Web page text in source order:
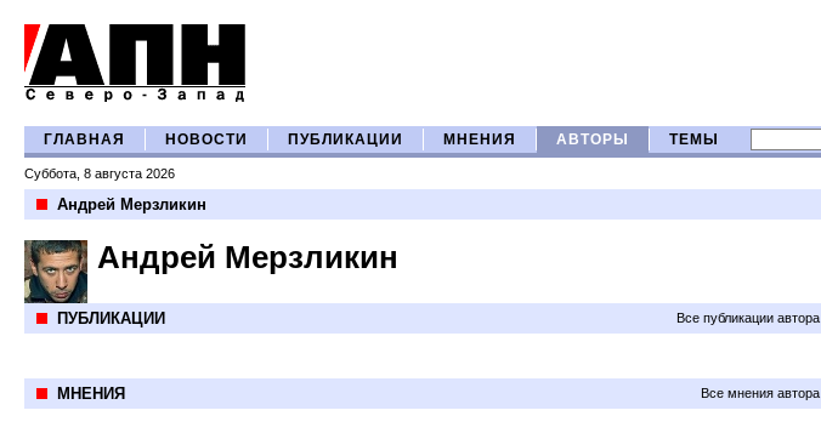
ГЛАВНАЯ НОВОСТИ ПУБЛИКАЦИИ МНЕНИЯ АВТОРЫ ТЕМЫ
Суббота, 8 августа 2026
Андрей Мерзликин
Андрей Мерзликин
ПУБЛИКАЦИИ Все публикации автора
МНЕНИЯ Все мнения автора